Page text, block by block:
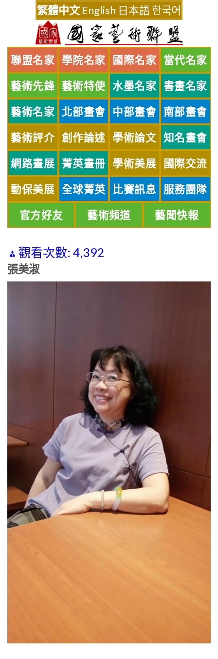
繁體中文 English 日本語한국어
聯盟名家 學院名家 國際名家 當代名家
藝術先鋒 藝術特使 水墨名家 書畫名家
藝術名家 北部畫會 中部畫會 南部畫會
藝術評介 創作論述 學術論文 知名畫會
網路畫展 菁英畫冊 學術美展 國際交流
動保美展 全球菁英 比賽訊息 服務團隊
官方好友 藝術頻道 藝聞快報
觀看次數: 4,392
張美淑